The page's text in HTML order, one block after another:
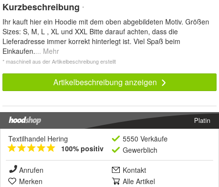
Kurzbeschreibung *
Ihr kauft hier ein Hoodie mit dem oben abgebildeten Motiv. Größen
Sizes: S, M, L , XL und XXL Bitte darauf achten, dass die
Lieferadresse immer korrekt hinterlegt ist. Viel Spaß beim
Einkaufen.... Mehr
* maschinell aus der Artikelbeschreibung erstellt
Artikelbeschreibung anzeigen
Platin
Textilhandel Hering
100% positiv
5550 Verkäufe
Gewerblich
Anrufen
Kontakt
Merken
Alle Artikel